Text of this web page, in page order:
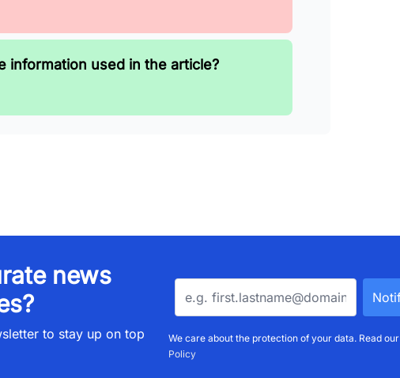
information used in the article?
news
to stay up on top
We care about the protection of your data. Read our
Policy